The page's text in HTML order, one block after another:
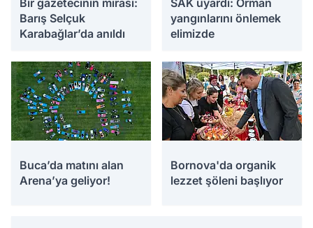
Bir gazetecinin mirası:
Barış Selçuk
Karabağlar’da anıldı
SAK uyardı: Orman
yangınlarını önlemek
elimizde
Buca’da matını alan
Arena’ya geliyor!
Bornova'da organik
lezzet şöleni başlıyor